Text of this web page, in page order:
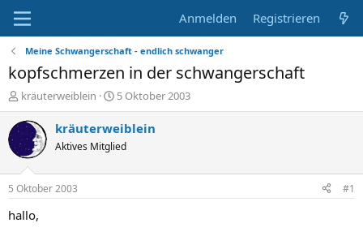
Anmelden Registrieren
Meine Schwangerschaft - endlich schwanger
kopfschmerzen in der schwangerschaft
E
r
s
t
e
l
e
r
kräuterweiblein
E
r
s
e
t
5 Oktober 2003
kräuterweiblein
Aktives Mitglied
5 Oktober 2003 #1
hallo,